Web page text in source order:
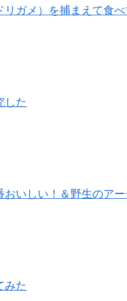
リガメ）を捕まえて食
した
いしい！＆野生のア
みた